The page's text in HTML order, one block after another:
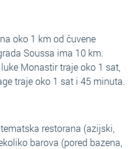
oko 1 km od čuvene
Soussa ima 10 km.
Monastir traje oko 1 sat,
traje oko 1 sat i 45 minuta.
restorana (azijski,
barova (pored bazena,